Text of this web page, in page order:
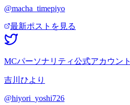
@macha_timepiyo
最新ポストを見る
MCパーソナリティ公式アカウント
吉川ひより
@hiyori_yoshi726